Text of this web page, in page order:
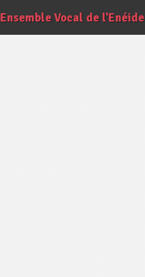
Ensemble Vocal de l'Enéide